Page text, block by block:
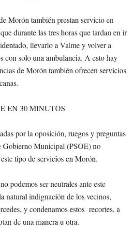
Morón también prestan servicio en
durante las tres horas que tardan en ir
llevarlo a Valme y volver a
con solo una ambulancia. A esto hay
de Morón también ofrecen servicios
EN 30 MINUTOS
por la oposición, ruegos y preguntas
Gobierno Municipal (PSOE) no
tipo de servicios en Morón.
podemos ser neutrales ante este
natural indignación de los vecinos,
y condenamos estos recortes, a
de una manera u otra.